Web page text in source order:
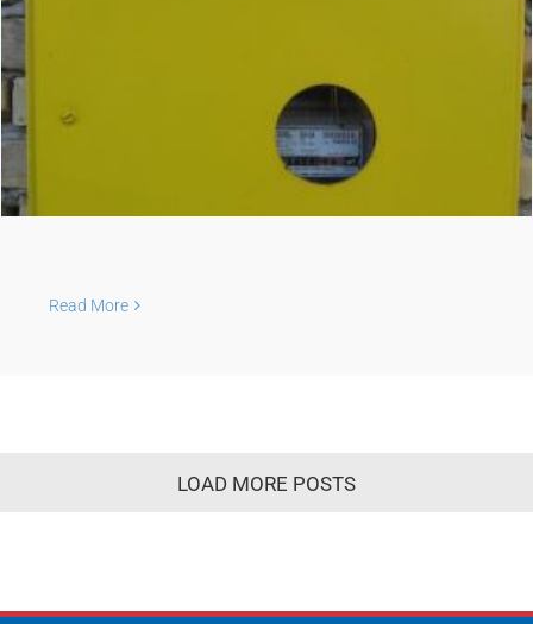
Read More
LOAD MORE POSTS